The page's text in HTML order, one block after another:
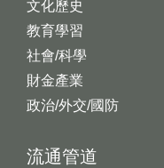
文化歷史
教育學習
社會/科學
財金產業
政治/外交/國防
流通管道